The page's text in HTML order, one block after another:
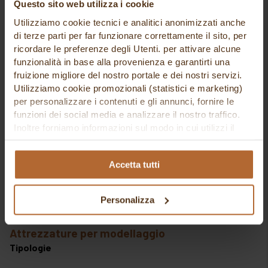
Questo sito web utilizza i cookie
Utilizziamo cookie tecnici e analitici anonimizzati anche
di terze parti per far funzionare correttamente il sito, per
ricordare le preferenze degli Utenti. per attivare alcune
funzionalità in base alla provenienza e garantirti una
fruizione migliore del nostro portale e dei nostri servizi.
Utilizziamo cookie promozionali (statistici e marketing)
per personalizzare i contenuti e gli annunci, fornire le
funzioni dei social media e analizzare il nostro traffico.
Inoltre forniamo informazioni sul modo in cui utilizzi il
dati web, pubblicità e social media, i quali potrebbero
combinarle con altre informazioni che hai fornito loro o
che hanno raccolto in base al tuo utilizzo dei loro servizi.
cookie potranno essere implementati ad esclusione di
sito. Cliccando su “ACCETTA TUTTI” invece accetterai di
implementare tutti i cookie. Chiudendo questo banner
Accetta tutti
Personalizza
attrezzature per modellaggio
Tipologie